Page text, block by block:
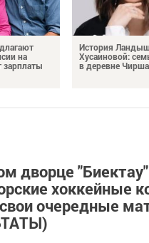
на
зарплаты
История
Хусаиновой:
в деревне Чирша
дворце "Биектау"
хоккейные
очередные